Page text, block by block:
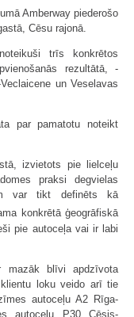
Amberway piederošo
Cēsu rajonā.
trīs konkrētos
rezultātā, -
un Veselavas
par pamatotu noteikt
izvietots pie lielceļu
praksi degvielas
var tikt definēts kā
konkrētā ģeogrāfiskā
pie autoceļa vai ir labi
mazāk blīvi apdzīvota
loku veido arī tie
autoceļu A2 Rīga-
autoceļu P30 Cēsis-